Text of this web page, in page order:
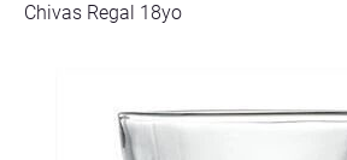
Chivas Regal 18yo